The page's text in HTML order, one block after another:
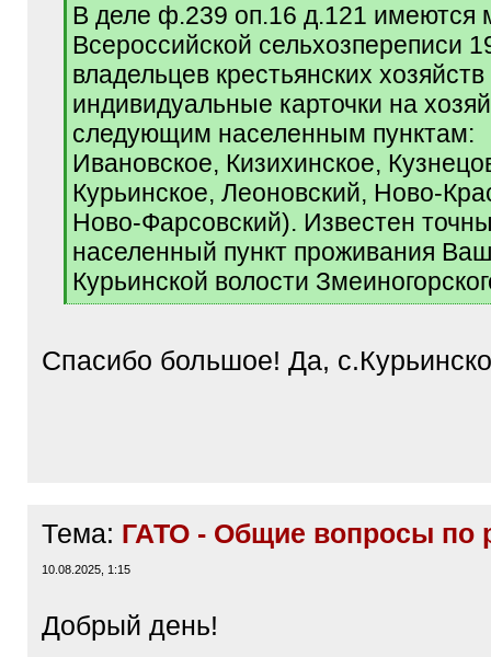
В деле ф.239 оп.16 д.121 имеются
Всероссийской сельхозпереписи
владельцев крестьянских хозяйств
индивидуальные карточки на
следующим населенным пунктам:
Ивановское, Кизихинское,
Курьинское, Леоновский, Ново-
Ново-Фарсовский). Известен
населенный пункт проживания
Курьинской волости
[
Спасибо большое! Да,
Тема: ГАТО - Общие вопросы по
10.08.2025, 1:15
Добрый день!